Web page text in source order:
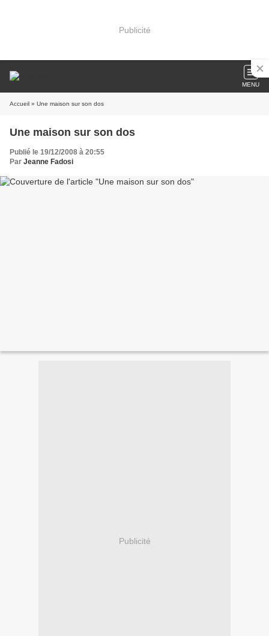
Publicité
MENU
Accueil » Une maison sur son dos
Une maison sur son dos
Publié le 19/12/2008 à 20:55
Par Jeanne Fadosi
Publicité